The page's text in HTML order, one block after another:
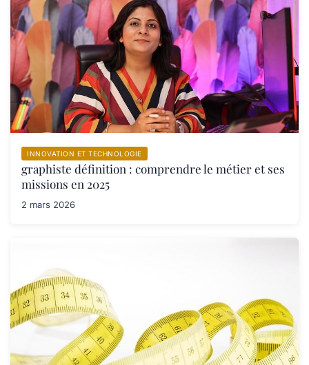
INNOVATION ET TECHNOLOGIE
graphiste définition : comprendre le métier et ses
missions en 2025
2 mars 2026